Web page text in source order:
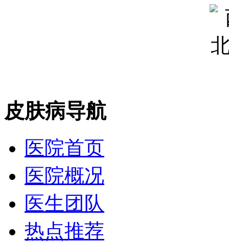
皮肤病导航
医院首页
医院概况
医生团队
热点推荐